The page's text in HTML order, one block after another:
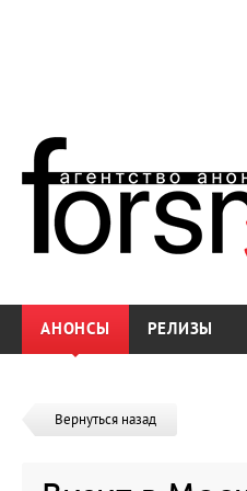
АНОНСЫ РЕЛИЗЫ
Вернуться назад